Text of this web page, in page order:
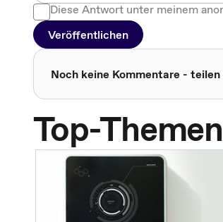
Diese Antwort unter meinem
Veröffentlichen
Noch keine Kommentare -
Top-Themen